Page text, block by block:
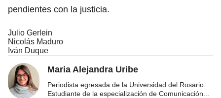
pendientes con la justicia.
Julio Gerlein
Nicolás Maduro
Iván Duque
Maria Alejandra Uribe
Periodista egresada de la Universidad del Rosario.
Estudiante de la especialización de Comunicación